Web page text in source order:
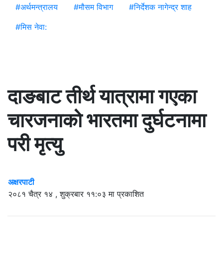
#अर्थमन्त्रालय #मौसम विभाग #निर्देशक नागेन्द्र शाह
#मिस नेवा:
दाङबाट तीर्थ यात्रामा गएका
चारजनाको भारतमा दुर्घटनामा
परी मृत्यु
अक्षरपाटी
२०८१ चैत्र १४ , शुक्रबार ११:०३ मा प्रकाशित